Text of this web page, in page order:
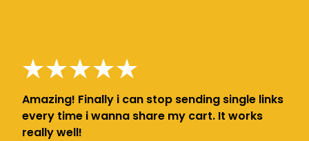
Amazing! Finally i can stop sending single links
every time i wanna share my cart. It works
really well!